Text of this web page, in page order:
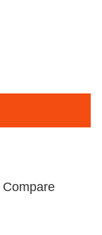
Compare